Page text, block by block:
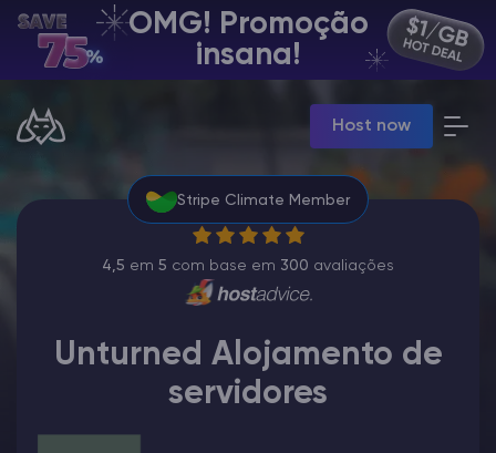
OMG! Promoção
insana!
Host now
PT | USD
Manage your servers & payments
Manage game server
VPS Panel
Manage VPS server
Affiliate panel
Manage affiliates
Stripe Climate Member
4,5 em 5 com base em 300 avaliações
Unturned Alojamento de
servidores